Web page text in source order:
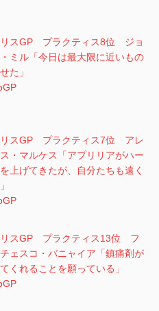
リスGP プラクティス8位 ジョ
ミル「今日は最大限に近いもの
た」
リスGP プラクティス7位 アレ
・マルケス「アプリリアがハー
を上げてきたが、自分たちも遠く
リスGP プラクティス13位 フ
ェスコ・バニャイア「鎮痛剤が
くれることを願っている」